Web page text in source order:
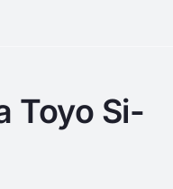
Toyo Si-